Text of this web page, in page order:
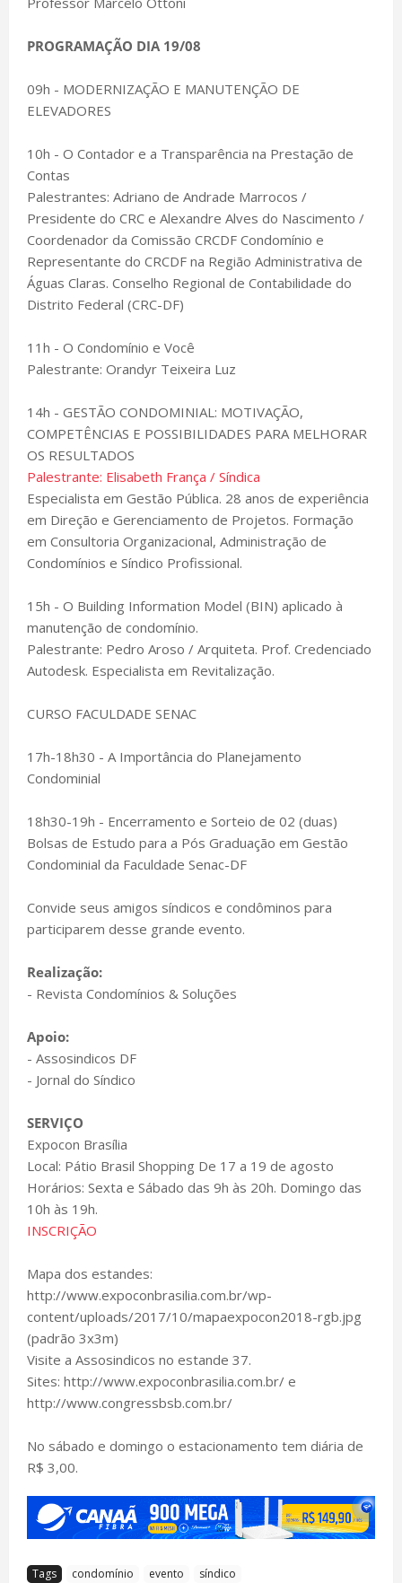
PROGRAMAÇÃO DIA 19/08
09h - MODERNIZAÇÃO E MANUTENÇÃO DE
ELEVADORES
10h - O Contador e a Transparência na Prestação de
Contas
Palestrantes: Adriano de Andrade Marrocos /
Presidente do CRC e Alexandre Alves do Nascimento /
Coordenador da Comissão CRCDF Condomínio e
Representante do CRCDF na Região Administrativa de
Águas Claras. Conselho Regional de Contabilidade do
Distrito Federal (CRC-DF)
11h - O Condomínio e Você
Palestrante: Orandyr Teixeira Luz
14h - GESTÃO CONDOMINIAL: MOTIVAÇÃO,
COMPETÊNCIAS E POSSIBILIDADES PARA MELHORAR
OS RESULTADOS
Palestrante: Elisabeth França / Síndica
Especialista em Gestão Pública. 28 anos de experiência
em Direção e Gerenciamento de Projetos. Formação
em Consultoria Organizacional, Administração de
Condomínios e Síndico Profissional.
15h - O Building Information Model (BIN) aplicado à
manutenção de condomínio.
Palestrante: Pedro Aroso / Arquiteta. Prof. Credenciado
Autodesk. Especialista em Revitalização.
CURSO FACULDADE SENAC
17h-18h30 - A Importância do Planejamento
Condominial
18h30-19h - Encerramento e Sorteio de 02 (duas)
Bolsas de Estudo para a Pós Graduação em Gestão
Condominial da Faculdade Senac-DF
Convide seus amigos síndicos e condôminos para
participarem desse grande evento.
Realização:
- Revista Condomínios & Soluções
Apoio:
- Assosindicos DF
- Jornal do Síndico
SERVIÇO
Expocon Brasília
Local: Pátio Brasil Shopping De 17 a 19 de agosto
Horários: Sexta e Sábado das 9h às 20h. Domingo das
10h às 19h.
INSCRIÇÃO
Mapa dos estandes:
http://www.expoconbrasilia.com.br/wp-
content/uploads/2017/10/mapaexpocon2018-rgb.jpg
(padrão 3x3m)
Visite a Assosindicos no estande 37.
Sites: http://www.expoconbrasilia.com.br/ e
http://www.congressbsb.com.br/
No sábado e domingo o estacionamento tem diária de
R$ 3,00.
Tags condomínio evento síndico